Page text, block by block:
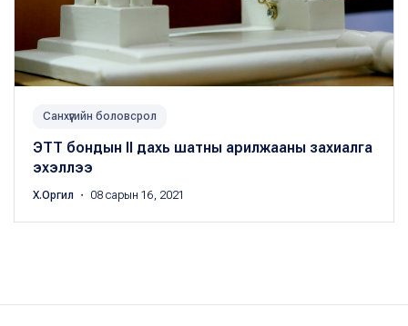
Санхүүгийн боловсрол
ЭТТ бондын II дахь шатны арилжааны захиалга
эхэллээ
Х.Оргил ・ 08 сарын 16, 2021